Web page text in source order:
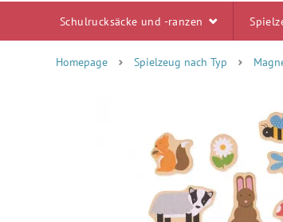
Schulrucksäcke und -ranzen
Homepage Spielzeug nach Typ